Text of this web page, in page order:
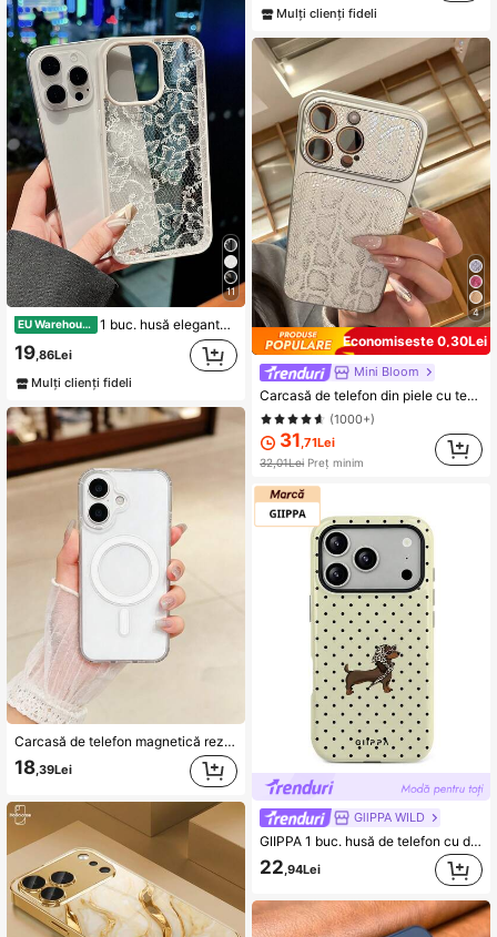
11
EU Warehouse 1 buc. husă elegantă de telefon albă din dantelă cu model floral, protecție șoc-absorbantă din TPU, compatibilă cu 17/16/15/14/13/12/11/Pro/Pro Max/Plus, potrivită ca cadou pentru familie, cupluri și prieteni
19 ,86Lei
Mulți clienți fideli
Carcasă de telefon magnetică rezistentă la șocuri, stil simplu, carcasă magnetică transparentă, design clasic, compatibilă cu încărcare wireless, anti-gălbenire, compatibilă cu 17, 16, 15, 14, 13, 12, 11 Pro și Pro Max, rezistentă la zgârieturi, durabilă, subțire și ușoară, cadou de primăvară, cadou de Paște, ziua de naștere a mamei
18,39Lei
Mulți clienți fideli
4
Economisește 0,30Lei
Mini Bloom
Carcasă de telefon din piele cu textură de piele de șarpe, rezistentă la șocuri, compatibilă cu 17 Pro Max, 16, 15, 14 Pro Max, 16 Pro Max, moale, anti-cădere, pentru bărbați și femei, cadou de ziua de naștere, aniversare
(1000+)
31,71Lei
32,01Lei Preț minim
GllPPA WILD
GIIPPA 1 buc. husă de telefon cu design cu pui de dachshund cu păr lung pe fundal galben cu polcă negre, compatibilă cu Phone 17 Pro Max, Phone 16 Pro Max, 15 Pro Max, 14 Pro Max, stil coreean, modă de lux, amuzantă, compatibilă cu 11/12/13/14/15/16 Pro Max Plus, design elegant potrivit pentru bărbați și femei, cadou perfect pentru iubită de Crăciun, Ziua Îndrăgostiților, Paște, sezonul nunților și zi de naștere!
22 ,94Lei